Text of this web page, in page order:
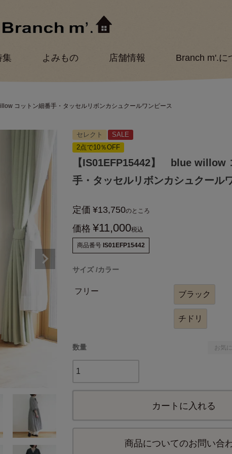
集 よみもの 店舗情報 Branch m'.に
コットン細番手・タッセルリボンカシュクールワンピース
セレクト
SALE
2点で10％OFF
【IS01EFP15442】 blue willow
手・タッセルリボンカシュクール
定価 ¥13,750のところ
価格 ¥11,000税込
商品番号 IS01EFP15442
サイズ カラー
フリー ブラック
チドリ
お気
カートに入れる
商品についてのお問い合